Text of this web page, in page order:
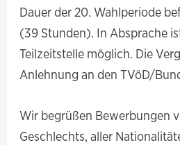
Dauer der 20. Wahlperiode
(39 Stunden). In Absprache
Teilzeitstelle möglich. Die
Anlehnung an den TVöD/
Wir begrüßen Bewerbungen
Geschlechts, aller